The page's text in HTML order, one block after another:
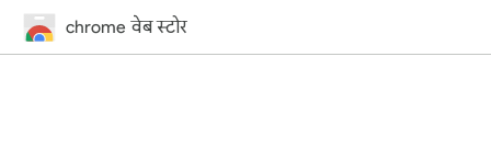
chrome वेब स्टोर